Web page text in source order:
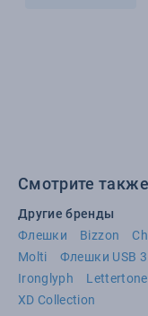
Смотрите
Другие бренды
Флешки
Bizzon
Molti
Флешки USB
Ironglyph
Lettertone
XD Collection